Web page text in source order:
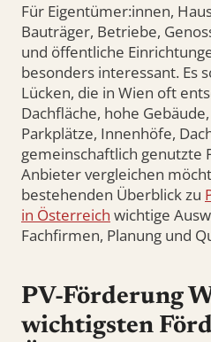
Für Eigentümer:innen,
Bauträger, Betriebe,
und öffentliche
besonders interessant. Es
Lücken, die in Wien oft
Dachfläche, hohe
Parkplätze, Innenhöfe,
gemeinschaftlich genutzte
Anbieter vergleichen
bestehenden Überblick zu
in Österreich wichtige
Fachfirmen, Planung und
PV-Förderung
wichtigsten